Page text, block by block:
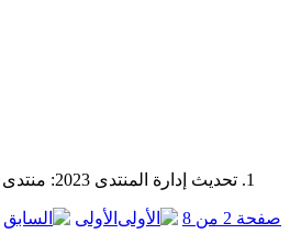
تحديث إدارة المنتدى 2023: منتدى زراعة نت مفتوح حاليا للقراءة فقط، ولا يقبل مشاركات جديدة. يمكنكم استخدام الشريط الظاهر أعلاه للبحث في كافة مواضيع المدوّنة والمنتدى.
صفحة 2 من 8 الأولى